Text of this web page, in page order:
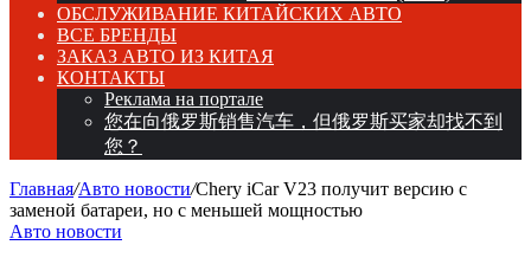
ОБСЛУЖИВАНИЕ КИТАЙСКИХ АВТО
ВСЕ БРЕНДЫ
ЗАКАЗ АВТО ИЗ КИТАЯ
КОНТАКТЫ
Реклама на портале
您在向俄罗斯销售汽车，但俄罗斯买家却找不到
您？
Главная/Авто новости/Chery iCar V23 получит версию с
заменой батареи, но с меньшей мощностью
Авто новости